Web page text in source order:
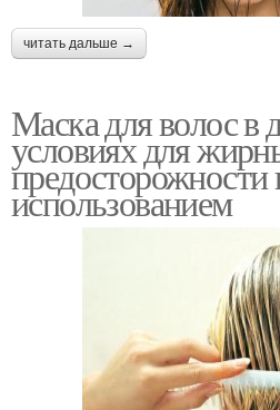
читать дальше →
Маска для волос в
условиях для
предосторожности
использованием